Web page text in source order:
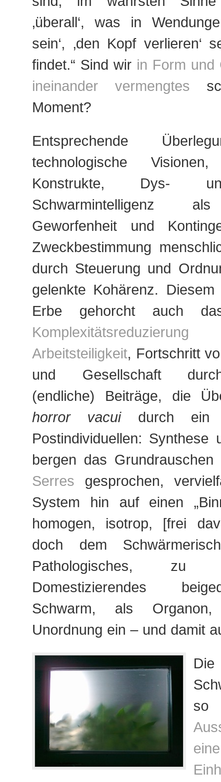
‚überall‘, was in
sein‘, ‚den Kopf verlieren‘
findet.“ Sind wir in Form und
ineinander vermengtes
Moment?
Entsprechende
technologische Visionen,
Konstrukte, Dys-
Schwarmintelligenz
Geworfenheit und
Zweckbestimmung
durch Steuerung und
gelenkte Kohärenz. Diesem
Erbe gehorcht auch
Arbeitsteiligkeit, Fortschritt
und Gesellschaft
(endliche) Beiträge, die
horror vacuidurch ein
Postindividuellen: Synthese
bergen das
Serres gesprochen,
System hin auf einen
homogen, isotrop, [frei
doch dem
Pathologisches, zu
Domestizierendes
Schwarm, als
Unordnung ein – und damit